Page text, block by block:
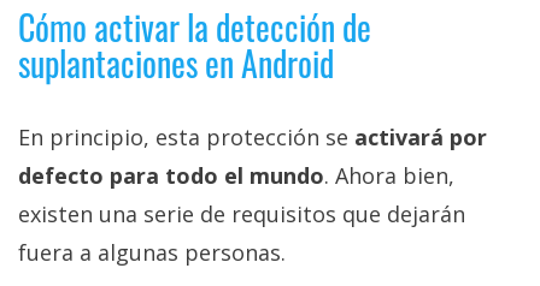
Cómo activar la detección de
suplantaciones en Android
En principio, esta protección se activará por
defecto para todo el mundo. Ahora bien,
existen una serie de requisitos que dejarán
fuera a algunas personas.